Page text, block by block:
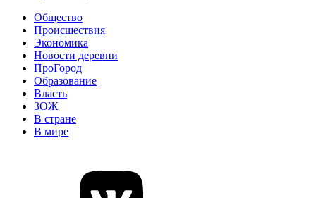
Общество
Происшествия
Экономика
Новости деревни
ПроГород
Образование
Власть
ЗОЖ
В стране
В мире